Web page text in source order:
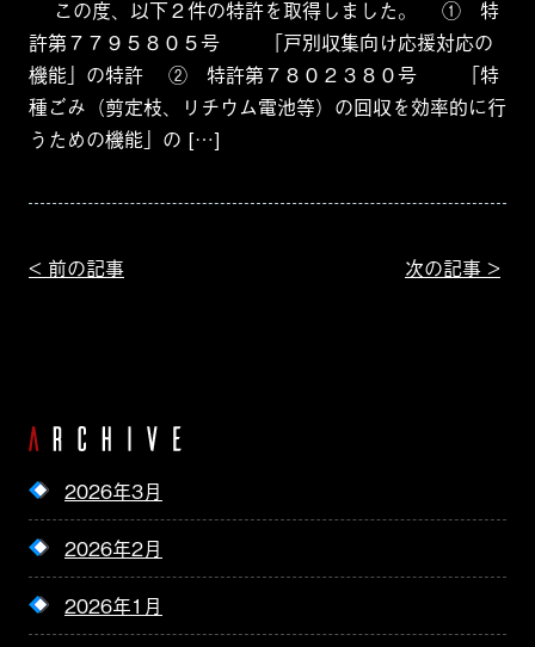
この度、以下２件の特許を取得しました。 ① 特
許第７７９５８０５号 「戸別収集向け応援対応の
機能」の特許 ② 特許第７８０２３８０号 「特
種ごみ（剪定枝、リチウム電池等）の回収を効率的に行
うための機能」の […]
< 前の記事 次の記事 >
2026年3月
2026年2月
2026年1月